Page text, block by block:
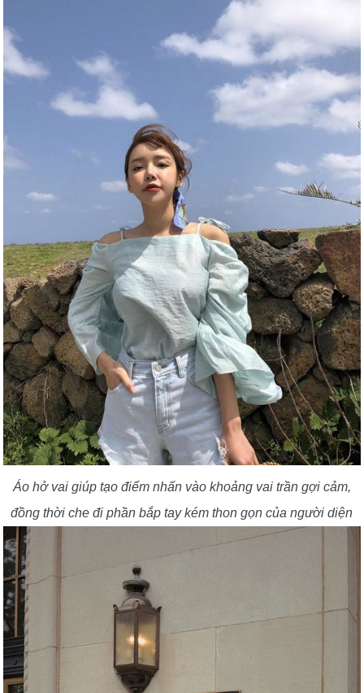
Áo hở vai giúp tạo điểm nhấn vào khoảng vai trần gợi cảm,
đồng thời che đi phần bắp tay kém thon gọn của người diện